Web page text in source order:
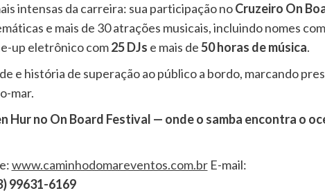
intensas da carreira: sua participação noCruzeiro On
e mais de 30 atrações musicais, incluindo nomes
up eletrônico com25 DJs e mais de50 horas de música.
e história de superação ao público a bordo, marcando
mar.
no On Board Festival — onde o samba encontra o
www.caminhodomareventos.com.brE-mail:
99631-6169